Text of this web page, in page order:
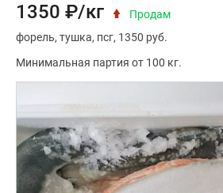
1350 ₽/кг
Продам
форель тушка псг 1350 руб.
Минимальная партия от 100 кг.